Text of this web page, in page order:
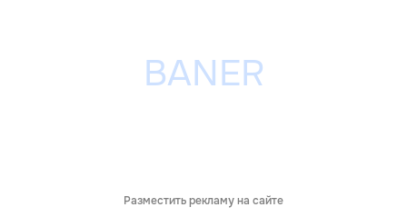
Разместить рекламу на сайте